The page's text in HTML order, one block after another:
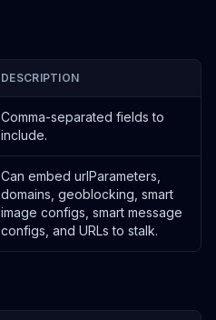
DESCRIPTION
Comma-separated fields to
include.
Can embed urlParameters,
domains, geoblocking, smart
image configs, smart message
configs, and URLs to stalk.